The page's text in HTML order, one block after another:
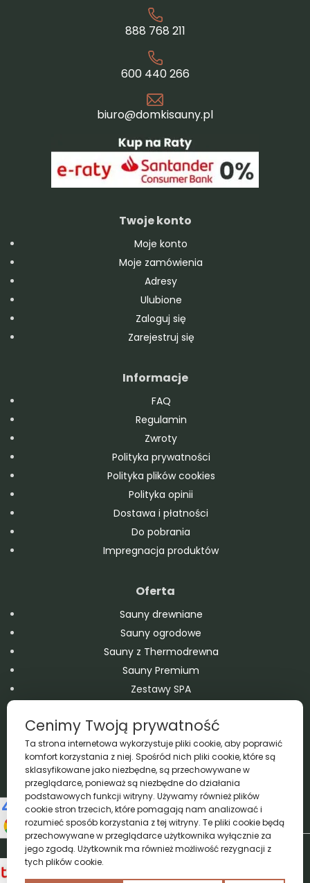
888 768 211
600 440 266
biuro@domkisauny.pl
Twoje konto
Moje konto
Moje zamówienia
Adresy
Ulubione
Zaloguj się
Zarejestruj się
Informacje
FAQ
Regulamin
Zwroty
Polityka prywatności
Polityka plików cookies
Polityka opinii
Dostawa i płatności
Do pobrania
Impregnacja produktów
Oferta
Sauny drewniane
Sauny ogrodowe
Sauny z Thermodrewna
Sauny Premium
Zestawy SPA
Balie drewniane
Domki drewniane – ogrodowe i letniskowe
Wanny SPA Jacuzzi Ogrodowe
Baseny drewniane
Akcesoria
Copyright A&M 2026 © All Rights Reserved
Cenimy Twoją prywatność
Ta strona internetowa wykorzystuje pliki cookie, aby poprawić
komfort korzystania z niej. Spośród nich pliki cookie, które są
sklasyfikowane jako niezbędne, są przechowywane w
przeglądarce, ponieważ są niezbędne do działania
podstawowych funkcji witryny. Używamy również plików
cookie stron trzecich, które pomagają nam analizować i
rozumieć sposób korzystania z tej witryny. Te pliki cookie będą
przechowywane w przeglądarce użytkownika wyłącznie za
jego zgodą. Użytkownik ma również możliwość rezygnacji z
tych plików cookie.